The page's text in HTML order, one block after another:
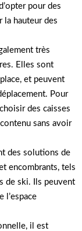
pour des
la hauteur des
très
Elles sont
et peuvent
Pour
des caisses
sans avoir
des solutions de
encombrants, tels
de ski. Ils peuvent
l’espace
il est